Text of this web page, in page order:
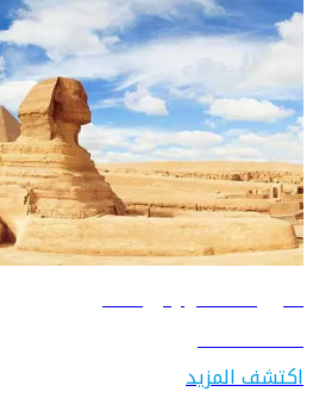
دليل السفر إلى مصر
اكتشف مصر
اكتشف المزيد